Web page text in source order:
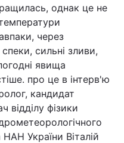
однак це не
через
сильні зливи,
явища
про це в інтерв'ю
кандидат
відділу фізики
України Віталій